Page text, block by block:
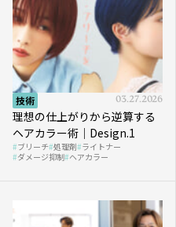
技術 03.27.2026
理想の仕上がりから逆算する
ヘアカラー術｜Design.1
ブリーチ 処理剤 ライトナー
ダメージ抑制 ヘアカラー